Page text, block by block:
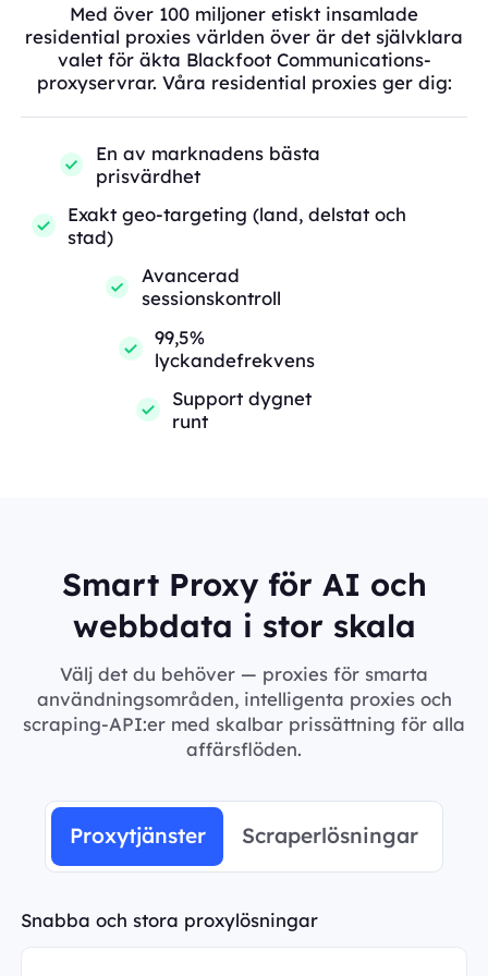
Med över 100 miljoner etiskt insamlade
residential proxies världen över är det självklara
valet för äkta Blackfoot Communications-
proxyservrar. Våra residential proxies ger dig:
En av marknadens bästa
prisvärdhet
Exakt geo-targeting (land, delstat och
stad)
Avancerad
sessionskontroll
99,5%
lyckandefrekvens
Support dygnet
runt
Smart Proxy för AI och
webbdata i stor skala
Välj det du behöver — proxies för smarta
användningsområden, intelligenta proxies och
scraping-API:er med skalbar prissättning för alla
affärsflöden.
Proxytjänster Scraperlösningar
Snabba och stora proxylösningar